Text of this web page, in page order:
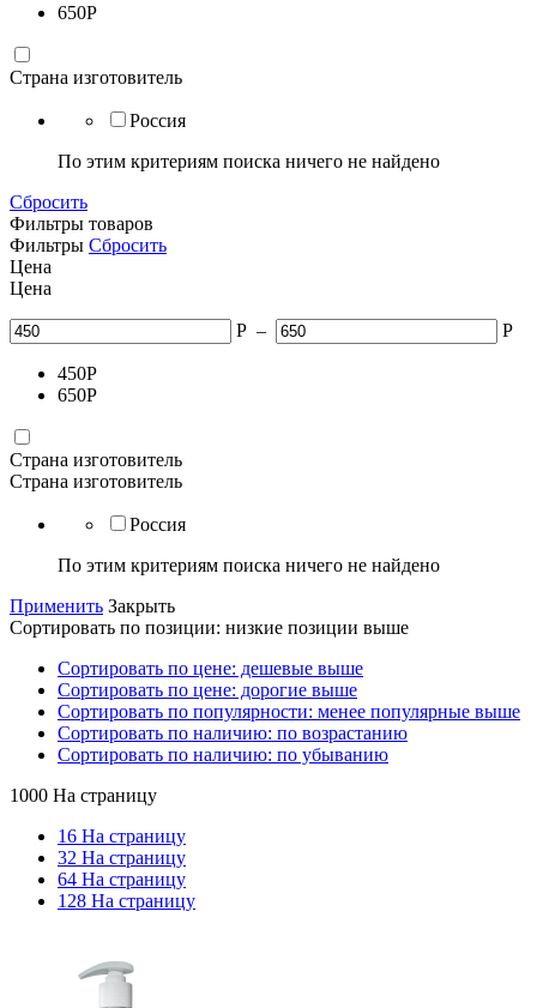
650Р
Страна изготовитель
Россия
По этим критериям поиска ничего не найдено
Сбросить
Фильтры товаров
Фильтры Сбросить
Цена
Цена
Р – Р
450Р
650Р
Страна изготовитель
Страна изготовитель
Россия
По этим критериям поиска ничего не найдено
Применить Закрыть
Сортировать по позиции: низкие позиции выше
Сортировать по цене: дешевые выше
Сортировать по цене: дорогие выше
Сортировать по популярности: менее популярные выше
Сортировать по наличию: по возрастанию
Сортировать по наличию: по убыванию
1000 На страницу
16 На страницу
32 На страницу
64 На страницу
128 На страницу